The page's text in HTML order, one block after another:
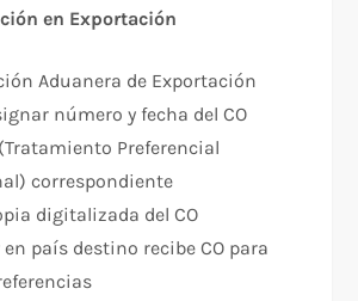
en Exportación
Aduanera de Exportación
número y fecha del CO
Preferencial
correspondiente
digitalizada del CO
país destino recibe CO para